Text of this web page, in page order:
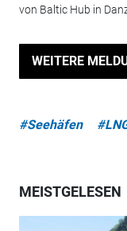
von Baltic Hub in
WEITERE
#Seehäfen
MEISTGELESEN